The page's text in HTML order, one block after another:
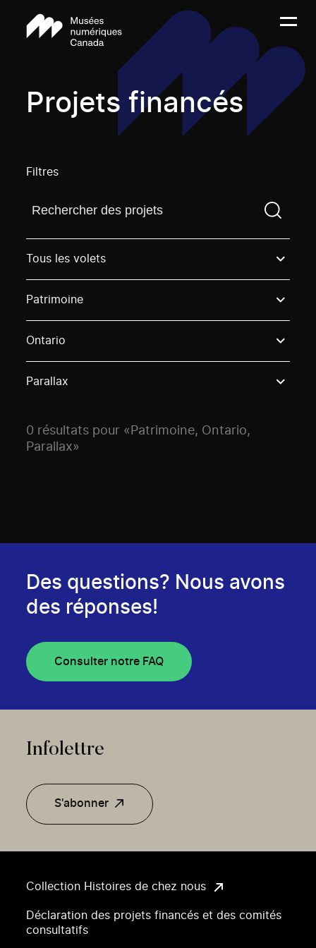
Projets financés
Filtres
Trouvez un projetVous devez saisir un terme de
Tous les volets
Patrimoine
Ontario
Parallax
0 résultats pour «Patrimoine, Ontario,
Parallax»
Collection Histoires de chez nous
Déclaration des projets financés et des comités
consultatifs
Des questions? Nous avons
des réponses!
Consulter notre FAQ
Infolettre
S'abonner